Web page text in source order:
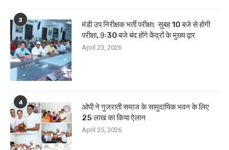
3
मंडी उप निरीक्षक भर्ती परीक्षा: सुबह 10 बजे से होगी
परीक्षा, 9ः30 बजे बंद होंगे केंद्रों के मुख्य द्वार
April 23, 2026
4
ओपी ने गुजराती समाज के सामुदायिक भवन के लिए
25 लाख का किया ऐलान
April 25, 2026